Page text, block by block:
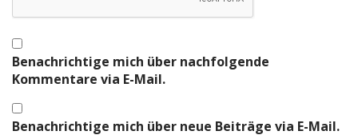
Benachrichtige mich über nachfolgende
Kommentare via E-Mail.
Benachrichtige mich über neue Beiträge via E-Mail.